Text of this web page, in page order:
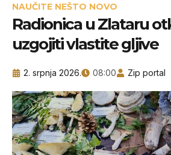
NAUČITE NEŠTO NOVO
Radionica u Zlataru
uzgojiti vlastite gljive
2. srpnja 2026. 08:00 Zip portal